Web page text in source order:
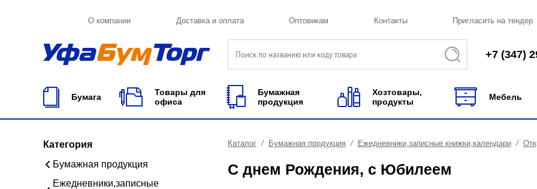
О компании Доставка и оплата Оптовикам Контакты Пригласить на тендер
+7 (347)
Бумага
Товары для
офиса
Бумажная
продукция
Хозтовары,
продукты
Мебель
Категория
Бумажная продукция
Ежедневники,записные
Каталог Бумажная продукция Ежедневники,записные книжки,календари
С днем Рождения, с Юбилеем